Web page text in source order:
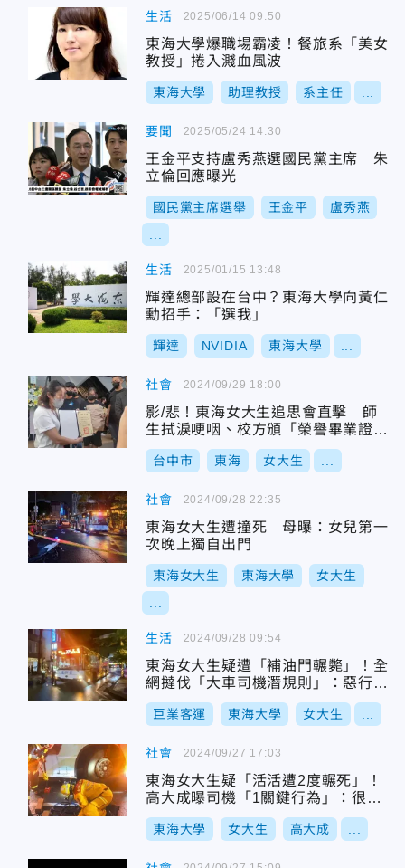
生活
東海大學爆職場霸凌！餐旅系「美女
教授」捲入濺血風波
東海大學 助理教授 系主任
2025/06/14 09:50
要聞
王金平支持盧秀燕選國民黨主席 朱
立倫回應曝光
國民黨主席選舉 王金平 盧秀燕
2025/05/24 14:30
生活
輝達總部設在台中？東海大學向黃仁
勳招手：「選我」
輝達 NVIDIA 東海大學
2025/01/15 13:48
社會
影/悲！東海女大生追思會直擊 師
生拭淚哽咽、校方頒「榮譽畢業證
書」
台中市 東海 女大生
2024/09/29 18:00
社會
東海女大生遭撞死 母曝：女兒第一
次晚上獨自出門
東海女大生 東海大學 女大生
2024/09/28 22:35
生活
東海女大生疑遭「補油門輾斃」！全
網撻伐「大車司機潛規則」：惡行早
就聽過
巨業客運 東海大學 女大生
2024/09/28 09:54
社會
東海女大生疑「活活遭2度輾死」！
高大成曝司機「1關鍵行為」：很可
疑
東海大學 女大生 高大成
2024/09/27 17:03